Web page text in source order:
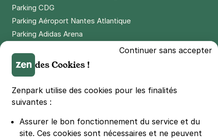
Parking CDG
Parking Aéroport Nantes Atlantique
Parking Adidas Arena
Parking LDLC Arena
Parking Stade Pierre Mauroy
Parking Groupama Stadium
Parking Vélodrome
Parking Bercy
Continuer sans accepter
des Cookies !
Zenpark utilise des cookies pour les finalités
suivantes :
Assurer le bon fonctionnement du service et du
site. Ces cookies sont nécessaires et ne peuvent